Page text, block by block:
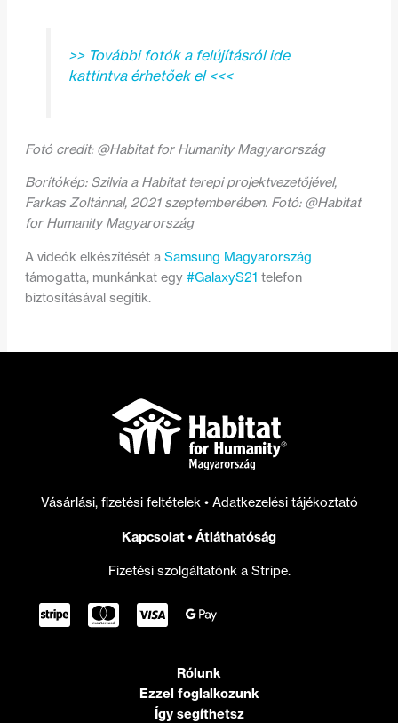
>> További fotók a felújításról ide
kattintva érhetőek el <<<
Fotó credit: @Habitat for Humanity Magyarország
Borítókép: Szilvia a Habitat terepi projektvezetőjével,
Farkas Zoltánnal, 2021 szeptemberében. Fotó: @Habitat
for Humanity Magyarország
A videók elkészítését a Samsung Magyarország
támogatta, munkánkat egy #GalaxyS21 telefon
biztosításával segítik.
Vásárlási, fizetési feltételek • Adatkezelési tájékoztató
Kapcsolat• Átláthatóság
Fizetési szolgáltatónk a Stripe.
Rólunk
Ezzel foglalkozunk
Így segíthetsz